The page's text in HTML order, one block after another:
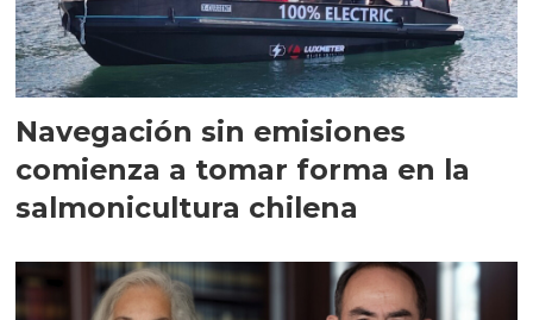
Navegación sin emisiones
comienza a tomar forma en la
salmonicultura chilena